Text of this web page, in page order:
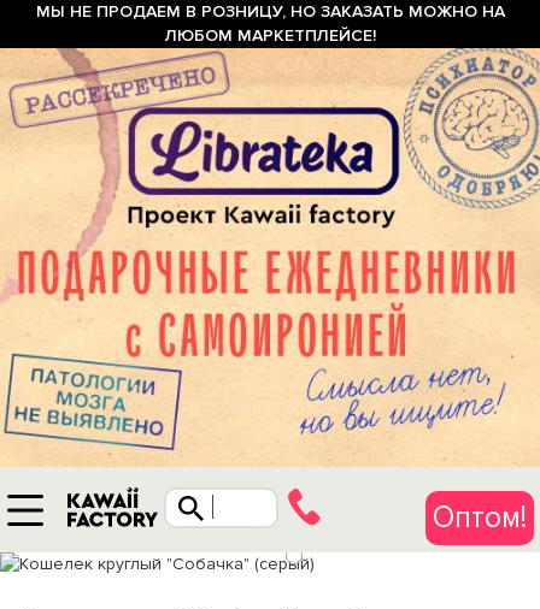
МЫ НЕ ПРОДАЕМ В РОЗНИЦУ, НО ЗАКАЗАТЬ МОЖНО НА
ЛЮБОМ МАРКЕТПЛЕЙСЕ!
Оптом!